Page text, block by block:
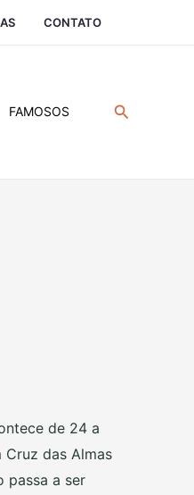
CONTATO
FAMOSOS Pesquisar
de 24 a
Cruz das Almas
passa a ser